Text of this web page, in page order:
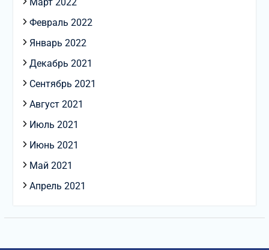
Февраль 2022
Январь 2022
Декабрь 2021
Сентябрь 2021
Август 2021
Июль 2021
Июнь 2021
Май 2021
Апрель 2021